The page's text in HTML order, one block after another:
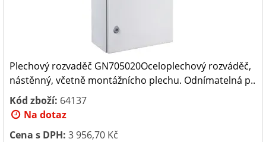
Plechový rozvaděč GN705020Oceloplechový rozváděč,
nástěnný, včetně montážnícho plechu. Odnímatelná p..
Kód zboží: 64137
Na dotaz
Cena s DPH: 3 956,70 Kč